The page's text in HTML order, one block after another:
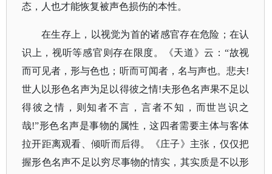
态，人也才能恢复被声色损伤的本性。
在生存上，以视觉为首的诸感官存在危险；在认
识上，视听等感官则存在限度。《天道》云： “故视
而可见者，形与色也；听而可闻者，名与声也。悲夫!
世人以形色名声为足以得彼之情!夫形色名声果不足以
得彼之情，则知者不言，言者不知，而世岂识之
哉!”形色名声是事物的属性，这四者需要主体与客体
拉开距离观看、倾听而后得。《庄子》主张，仅仅把
握形色名声不足以穷尽事物的情实，其实质是不以形